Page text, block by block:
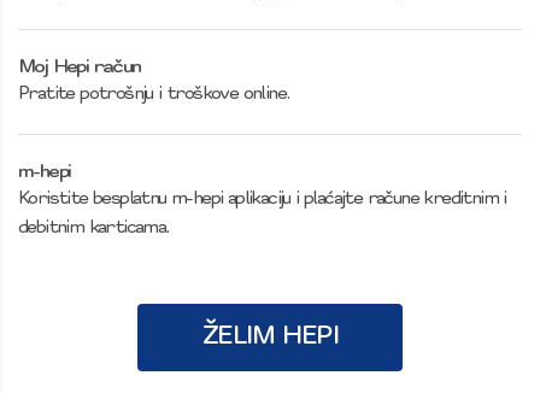
Moj Hepi račun
Pratite potrošnju i troškove online.
m-hepi
Koristite besplatnu m-hepi aplikaciju i plaćajte račune kreditnim i
debitnim karticama.
ŽELIM HEPI